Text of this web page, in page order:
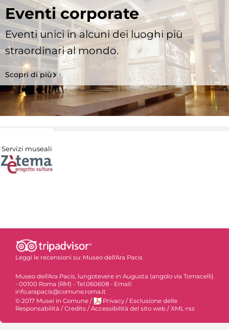
Eventi corporate
Eventi unici in alcuni dei luoghi più
straordinari al mondo.
Scopri di più
Servizi museali
Leggi le recensioni su: Museo dell'Ara Pacis
Museo dell'Ara Pacis, lungotevere in Augusta (angolo via Tomacelli)
- 00100 Roma (RM) - Tel.060608 - Email:
info.arapacis@comune.roma.it
© 2017 Musei in Comune / Privacy / Esclusione delle
Responsabilità /Credits /Accessibilità del sito web /XML-rss